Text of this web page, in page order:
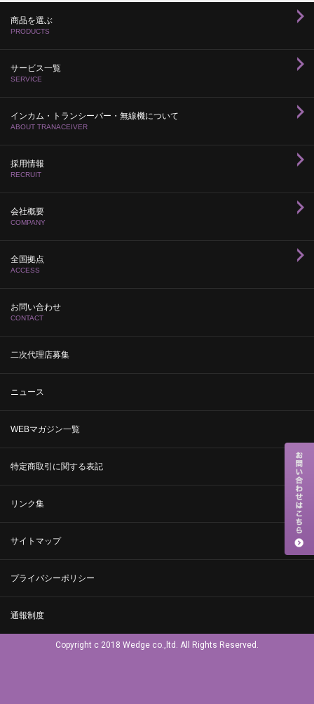
商品を選ぶ
PRODUCTS
サービス一覧
SERVICE
インカム・トランシーバー・無線機について
ABOUT TRANACEIVER
採用情報
RECRUIT
会社概要
COMPANY
全国拠点
ACCESS
お問い合わせ
CONTACT
二次代理店募集
ニュース
WEBマガジン一覧
特定商取引に関する表記
リンク集
サイトマップ
プライバシーポリシー
通報制度
Copyright c 2018 Wedge co.,ltd. All Rights Reserved.